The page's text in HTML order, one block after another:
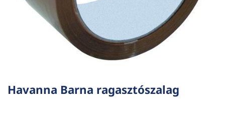
Havanna Barna ragasztószalag